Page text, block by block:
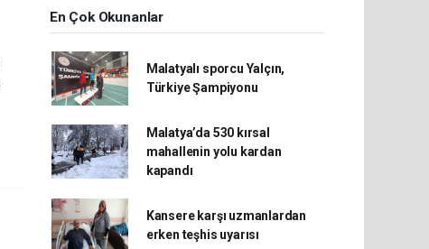
En Çok Okunanlar
Malatyalı sporcu Yalçın,
Türkiye Şampiyonu
Malatya’da 530 kırsal
mahallenin yolu kardan
kapandı
Kansere karşı uzmanlardan
erken teşhis uyarısı